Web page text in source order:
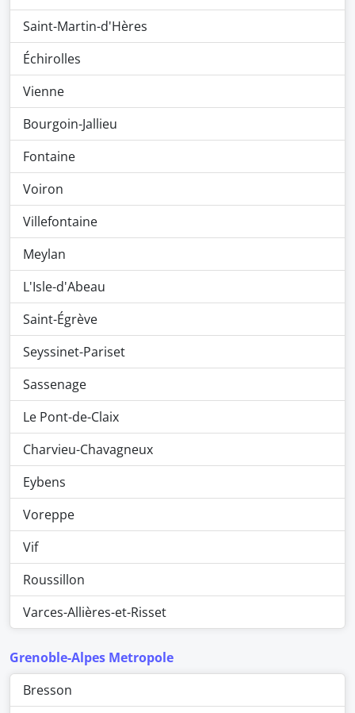
Saint-Martin-d'Hères
Échirolles
Vienne
Bourgoin-Jallieu
Fontaine
Voiron
Villefontaine
Meylan
L'Isle-d'Abeau
Saint-Égrève
Seyssinet-Pariset
Sassenage
Le Pont-de-Claix
Charvieu-Chavagneux
Eybens
Voreppe
Vif
Roussillon
Varces-Allières-et-Risset
Grenoble-Alpes Metropole
Bresson